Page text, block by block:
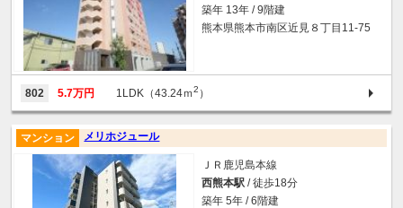
築年 13年 / 9階建
熊本県熊本市南区近見８丁目11-75
802 5.7万円 1LDK（43.24ｍ2 ）
メリホジュール
マンション
ＪＲ鹿児島本線
西熊本駅 / 徒歩18分
築年 5年 / 6階建